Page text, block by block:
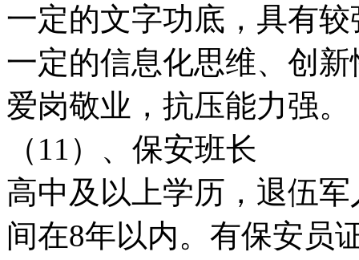
一定的文字功底，具有
一定的信息化思维、创
爱岗敬业，抗压能力强。
（11）、保安班长
高中及以上学历，退伍
间在8年以内。有保安员